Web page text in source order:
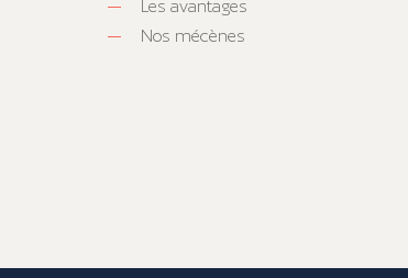
Les avantages
Nos mécènes